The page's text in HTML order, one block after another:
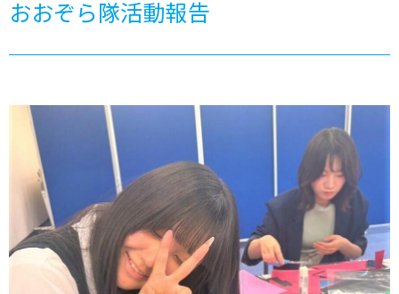
おおぞら隊活動報告